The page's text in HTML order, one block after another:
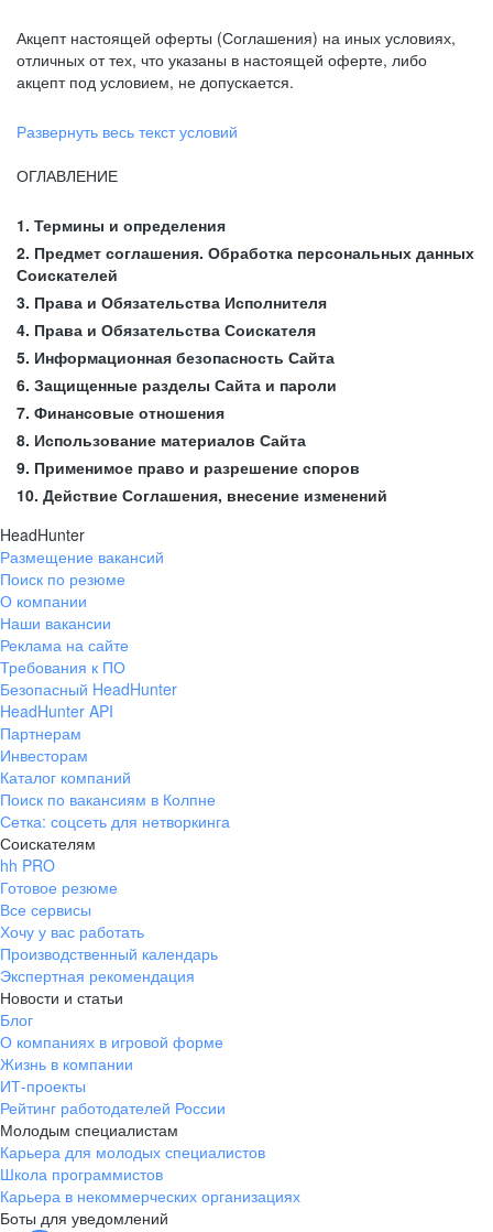
Акцепт настоящей оферты (Соглашения) на иных условиях,
отличных от тех, что указаны в настоящей оферте, либо
акцепт под условием, не допускается.
Развернуть весь текст условий
ОГЛАВЛЕНИЕ
1. Термины и определения
2. Предмет соглашения. Обработка персональных данных
Соискателей
3. Права и Обязательства Исполнителя
4. Права и Обязательства Соискателя
5. Информационная безопасность Сайта
6. Защищенные разделы Сайта и пароли
7. Финансовые отношения
8. Использование материалов Сайта
9. Применимое право и разрешение споров
10. Действие Соглашения, внесение изменений
HeadHunter
Размещение вакансий
Поиск по резюме
О компании
Наши вакансии
Реклама на сайте
Требования к ПО
Безопасный HeadHunter
HeadHunter API
Партнерам
Инвесторам
Каталог компаний
Поиск по вакансиям в Колпне
Сетка: соцсеть для нетворкинга
Соискателям
hh PRO
Готовое резюме
Все сервисы
Хочу у вас работать
Производственный календарь
Экспертная рекомендация
Новости и статьи
Блог
О компаниях в игровой форме
Жизнь в компании
ИТ-проекты
Рейтинг работодателей России
Молодым специалистам
Карьера для молодых специалистов
Школа программистов
Карьера в некоммерческих организациях
Боты для уведомлений